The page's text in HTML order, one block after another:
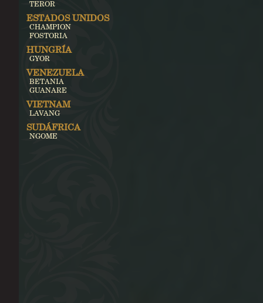
TEROR
ESTADOS UNIDOS
CHAMPION
FOSTORIA
HUNGRÍA
GYOR
VENEZUELA
BETANIA
GUANARE
VIETNAM
LAVANG
SUDÁFRICA
NGOME